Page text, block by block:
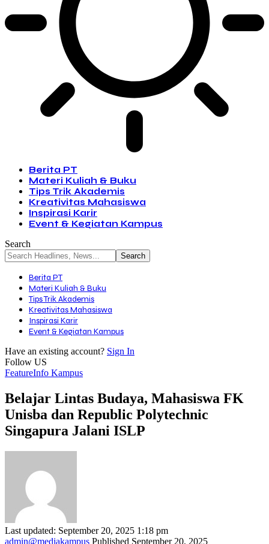
Berita PT
Materi Kuliah & Buku
Tips Trik Akademis
Kreativitas Mahasiswa
Inspirasi Karir
Event & Kegiatan Kampus
Search
Berita PT
Materi Kuliah & Buku
Tips Trik Akademis
Kreativitas Mahasiswa
Inspirasi Karir
Event & Kegiatan Kampus
Have an existing account? Sign In
Follow US
FeatureInfo Kampus
Belajar Lintas Budaya, Mahasiswa FK
Unisba dan Republic Polytechnic
Singapura Jalani ISLP
Last updated: September 20, 2025 1:18 pm
admin@mediakampus Published September 20, 2025